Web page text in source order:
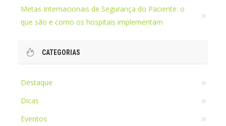
Metas Internacionais de Segurança do Paciente: o
que são e como os hospitais implementam
CATEGORIAS
Destaque
Dicas
Eventos